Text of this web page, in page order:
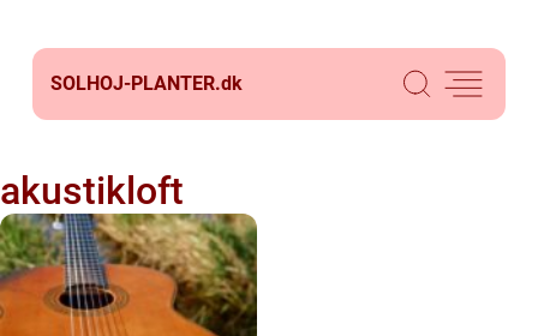
SOLHOJ-PLANTER.dk
akustikloft